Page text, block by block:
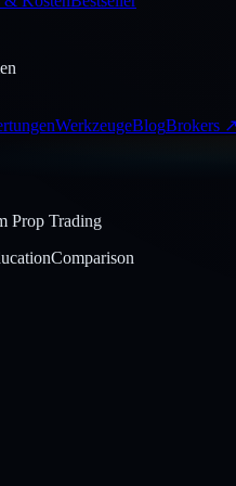
WerkzeugeBlogBrokers
Prop Trading
Comparison